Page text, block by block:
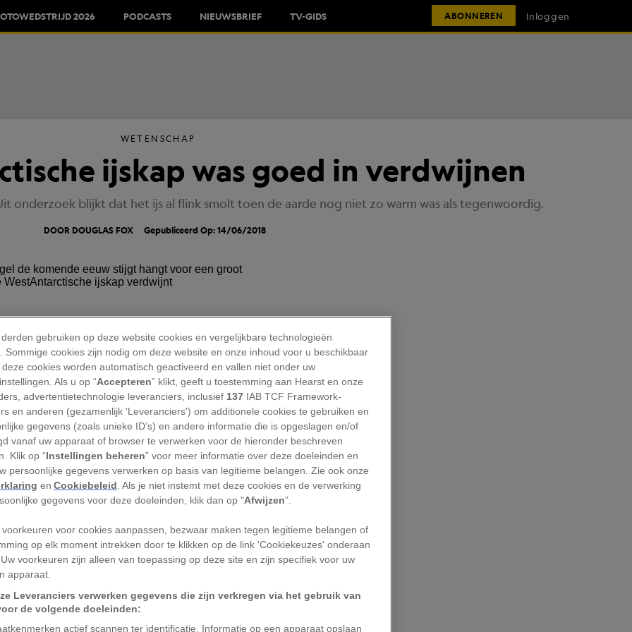
2026 PODCASTS NIEUWSBRIEF TV-GIDS ABONNEREN Inloggen
WETENSCHAP
ijskap was goed in verdwijnen
onderzoek blijkt dat het ijs al flink smolt toen de aarde nog niet zo warm was als tegenwoordig.
DOOR DOUGLAS FOX Gepubliceerd Op: 14/06/2018
groot deel van de West-
en twaalfduizend jaar geleden
op aarde was toen lager dan
plaats tegen het einde van de laatste
350.000 vierkante kilometer kleiner
van ongeveer Duitsland.
werd dan die nu is, in een klimaat dat
dan het huidige, wijst op een grote
Hij is glacioloog aan de
in Amherst en was niet
de West-Antarctische ijskap in
veel kleiner werd dan hij nu is. “We
Scherer, van de Amerikaanse Northern
gebruiken op deze website cookies en vergelijkbare technologieën
Sommige cookies zijn nodig om deze website en onze inhoud voor u beschikbaar
cookies worden automatisch geactiveerd en vallen niet onder uw
Als u op “Accepteren” klikt, geeft u toestemming aan Hearst en onze
advertentietechnologie leveranciers, inclusief 137 IAB TCF Framework-
en anderen (gezamenlijk 'Leveranciers') om additionele cookies te gebruiken en
gegevens (zoals unieke ID’s) en andere informatie die is opgeslagen en/of
vanaf uw apparaat of browser te verwerken voor de hieronder beschreven
Klik op “Instellingen beheren” voor meer informatie over deze doeleinden en
persoonlijke gegevens verwerken op basis van legitieme belangen. Zie ook onze
enCookiebeleid . Als je niet instemt met deze cookies en de verwerking
gegevens voor deze doeleinden, klik dan op "Afwijzen”.
voorkeuren voor cookies aanpassen, bezwaar maken tegen legitieme belangen of
op elk moment intrekken door te klikken op de link 'Cookiekeuzes' onderaan
voorkeuren zijn alleen van toepassing op deze site en zijn specifiek voor uw
apparaat.
Leveranciers verwerken gegevens die zijn verkregen via het gebruik van
de volgende doeleinden:
actief scannen ter identificatie. Informatie op een apparaat opslaan